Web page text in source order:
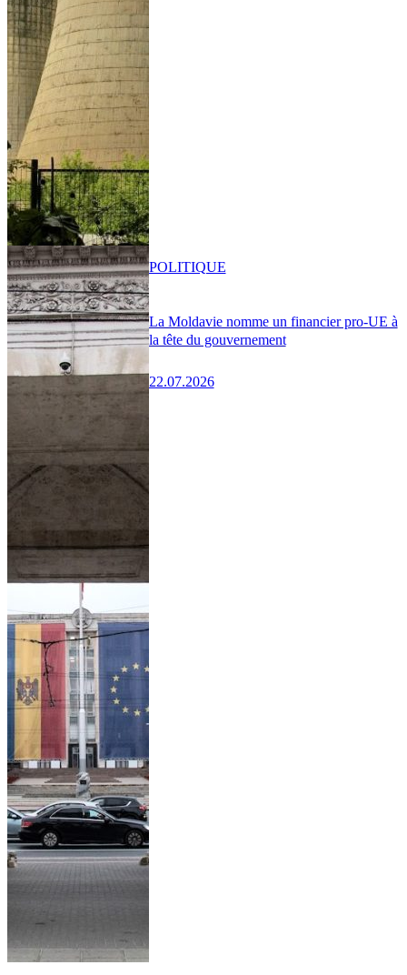
La Moldavie nomme un financier pro-UE à
la tête du gouvernement
22.07.2026
POLITIQUE